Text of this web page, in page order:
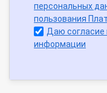
персональных
пользования
Даю согласие
информации